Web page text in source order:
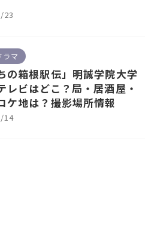
23
ラマ
の箱根駅伝」明誠学院大学
レビはどこ？局・居酒屋・
ケ地は？撮影場所情報
14